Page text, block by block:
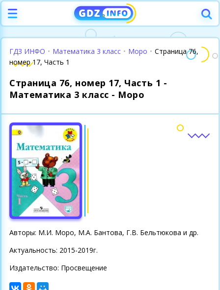
ГДЗ ИНФО • Математика 3 класс • Моро • Страница 76,
номер 17, Часть 1
Страница 76, номер 17, Часть 1 -
Математика 3 класс - Моро
Авторы: М.И. Моро, М.А. Бантова, Г.В. Бельтюкова и др.
Актуальность: 2015-2019г.
Издательство: Просвещение